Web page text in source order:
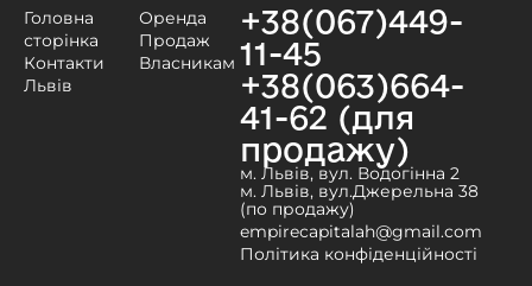
Головна
сторінка
Контакти
Львів
Оренда
Продаж
Власникам
+38(067)449-
11-45
+38(063)664-
41-62 (для
продажу)
м. Львів, вул. Водогінна 2
м. Львів, вул.Джерельна 38
(по продажу)
empirecapitalah@gmail.com
Політика конфіденційності